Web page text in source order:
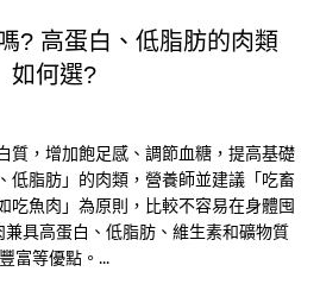
? 高蛋白、低脂肪的肉類
如何選?
質，增加飽足感、調節血糖，提高基礎
低脂肪」的肉類，營養師並建議「吃畜
吃魚肉」為原則，比較不容易在身體囤
具高蛋白、低脂肪、維生素和礦物質
豐富等優點。...